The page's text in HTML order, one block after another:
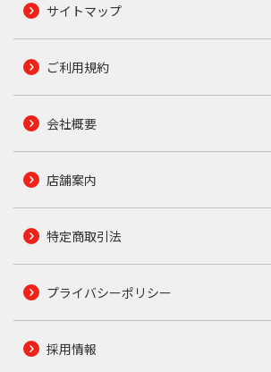
サイトマップ
ご利用規約
会社概要
店舗案内
特定商取引法
プライバシーポリシー
採用情報